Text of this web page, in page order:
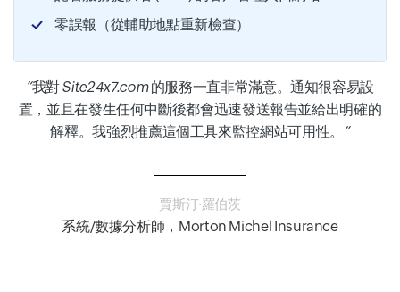
零誤報（從輔助地點重新檢查）
我對 Site24x7.com 的服務一直非常滿意。通知很容易設
置，並且在發生任何中斷後都會迅速發送報告並給出明確的
解釋。我強烈推薦這個工具來監控網站可用性。
賈斯汀·羅伯茨
系統/數據分析師，Morton Michel Insurance